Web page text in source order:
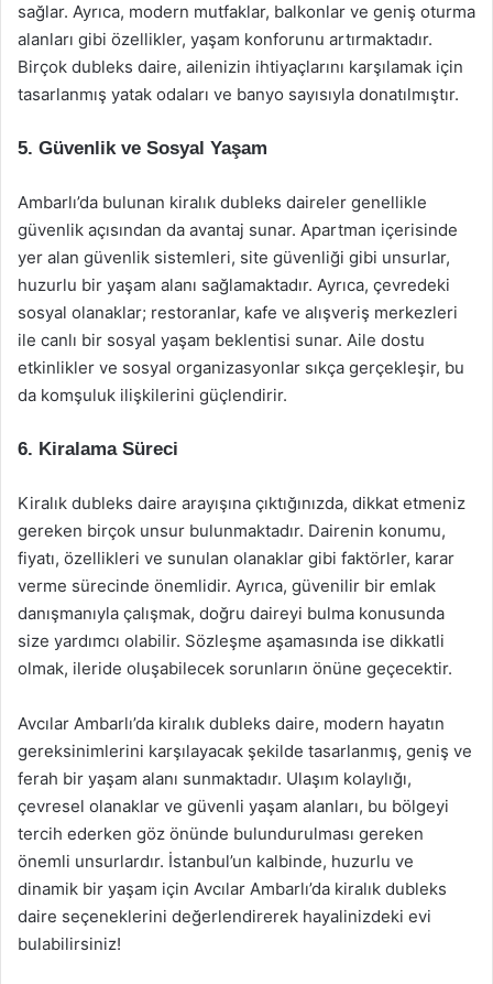
sağlar. Ayrıca, modern mutfaklar, balkonlar ve geniş oturma
alanları gibi özellikler, yaşam konforunu artırmaktadır.
Birçok dubleks daire, ailenizin ihtiyaçlarını karşılamak için
tasarlanmış yatak odaları ve banyo sayısıyla donatılmıştır.
5. Güvenlik ve Sosyal Yaşam
Ambarlı’da bulunan kiralık dubleks daireler genellikle
güvenlik açısından da avantaj sunar. Apartman içerisinde
yer alan güvenlik sistemleri, site güvenliği gibi unsurlar,
huzurlu bir yaşam alanı sağlamaktadır. Ayrıca, çevredeki
sosyal olanaklar; restoranlar, kafe ve alışveriş merkezleri
ile canlı bir sosyal yaşam beklentisi sunar. Aile dostu
etkinlikler ve sosyal organizasyonlar sıkça gerçekleşir, bu
da komşuluk ilişkilerini güçlendirir.
6. Kiralama Süreci
Kiralık dubleks daire arayışına çıktığınızda, dikkat etmeniz
gereken birçok unsur bulunmaktadır. Dairenin konumu,
fiyatı, özellikleri ve sunulan olanaklar gibi faktörler, karar
verme sürecinde önemlidir. Ayrıca, güvenilir bir emlak
danışmanıyla çalışmak, doğru daireyi bulma konusunda
size yardımcı olabilir. Sözleşme aşamasında ise dikkatli
olmak, ileride oluşabilecek sorunların önüne geçecektir.
Avcılar Ambarlı’da kiralık dubleks daire, modern hayatın
gereksinimlerini karşılayacak şekilde tasarlanmış, geniş ve
ferah bir yaşam alanı sunmaktadır. Ulaşım kolaylığı,
çevresel olanaklar ve güvenli yaşam alanları, bu bölgeyi
tercih ederken göz önünde bulundurulması gereken
önemli unsurlardır. İstanbul’un kalbinde, huzurlu ve
dinamik bir yaşam için Avcılar Ambarlı’da kiralık dubleks
daire seçeneklerini değerlendirerek hayalinizdeki evi
bulabilirsiniz!